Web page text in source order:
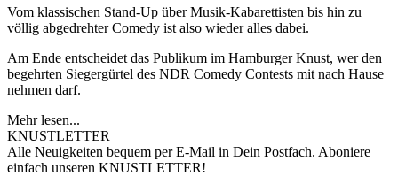
Vom klassischen Stand-Up über Musik-Kabarettisten bis hin zu
völlig abgedrehter Comedy ist also wieder alles dabei.
Am Ende entscheidet das Publikum im Hamburger Knust, wer den
begehrten Siegergürtel des NDR Comedy Contests mit nach Hause
nehmen darf.
Mehr lesen...
KNUSTLETTER
Alle Neuigkeiten bequem per E-Mail in Dein Postfach. Aboniere
einfach unseren KNUSTLETTER!